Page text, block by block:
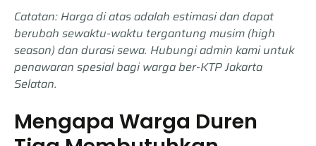
Catatan: Harga di atas adalah estimasi dan dapat
berubah sewaktu-waktu tergantung musim (high
season) dan durasi sewa. Hubungi admin kami untuk
penawaran spesial bagi warga ber-KTP Jakarta
Selatan.
Mengapa Warga Duren